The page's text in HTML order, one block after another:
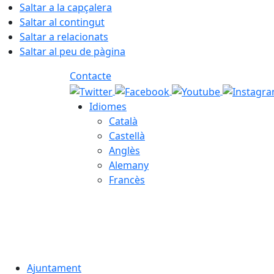
Saltar a la capçalera
Saltar al contingut
Saltar a relacionats
Saltar al peu de pàgina
Contacte
Idiomes
Català
Castellà
Anglès
Alemany
Francès
Ajuntament